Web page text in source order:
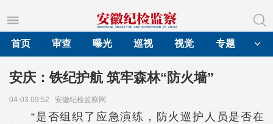
首页
审查 曝光 巡视 视觉 专题
安庆：铁纪护航 筑牢森林“防火墙”
04-03 09:52 安徽纪检监察网
“是否组织了应急演练，防火巡护人员是否在